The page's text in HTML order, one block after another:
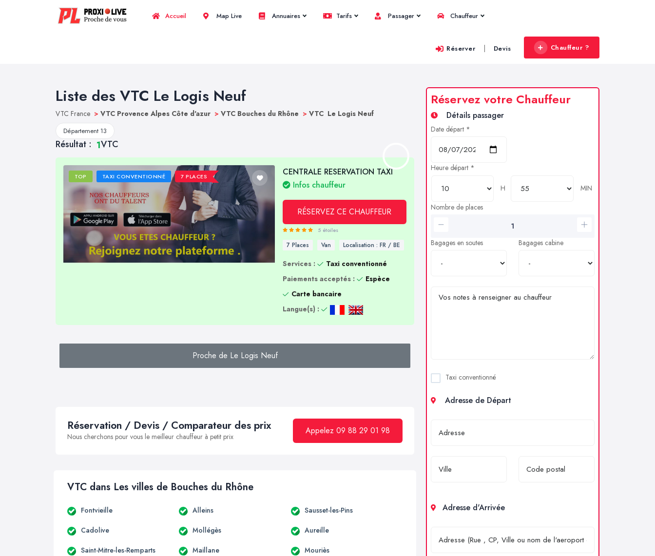
Accueil Map Live Annuaires Tarifs Passager Chauffeur
Réserver | Devis Chauffeur ?
Liste des VTC Le Logis Neuf
VTC France > VTC Provence Alpes Côte d'azur > VTC Bouches du Rhône > VTC Le Logis Neuf
Département 13
Résultat : 1VTC
TOP TAXI CONVENTIONNÉ 7 PLACES
CENTRALE RESERVATION TAXI
Infos chauffeur
RÉSERVEZ CE CHAUFFEUR
5 étoiles
7 Places Van Localisation : FR / BE
Services :
Taxi conventionné
Paiements acceptés :
Espèce
Carte bancaire
Langue(s) :
Proche de Le Logis Neuf
Réservation / Devis / Comparateur des prix
Nous cherchons pour vous le meilleur chauffeur à petit prix
Appelez 09 88 29 01 98
VTC dans Les villes de Bouches du Rhône
Fontvieille Alleins Sausset-les-Pins
Cadolive Mollégès Aureille
Saint-Mitre-les-Remparts Maillane Mouriès
Réservez votre Chauffeur
Détails passager
Date départ *
Heure départ *
H
MIN
Nombre de places
Bagages en soutes Bagages cabine
Taxi conventionné
Adresse de Départ
Adresse d'Arrivée